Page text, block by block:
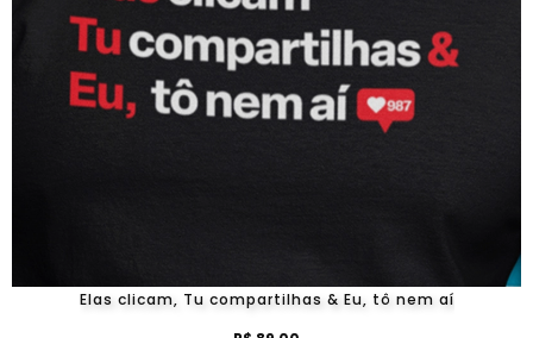
Elas clicam, Tu compartilhas & Eu, tô nem aí